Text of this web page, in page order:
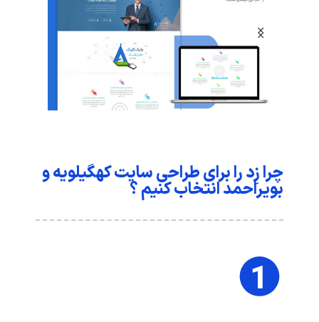
چرا زِد را برای طراحی سایت کهگیلویه و
بویراحمد انتخاب کنیم ؟